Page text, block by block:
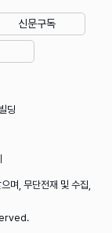
신문구독
딩
며, 무단전재 및 수집,